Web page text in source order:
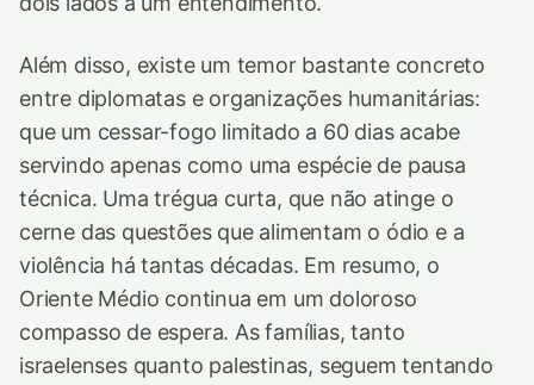
Além disso, existe um temor bastante concreto
entre diplomatas e organizações humanitárias:
que um cessar-fogo limitado a 60 dias acabe
servindo apenas como uma espécie de pausa
técnica. Uma trégua curta, que não atinge o
cerne das questões que alimentam o ódio e a
violência há tantas décadas. Em resumo, o
Oriente Médio continua em um doloroso
compasso de espera. As famílias, tanto
israelenses quanto palestinas, seguem tentando